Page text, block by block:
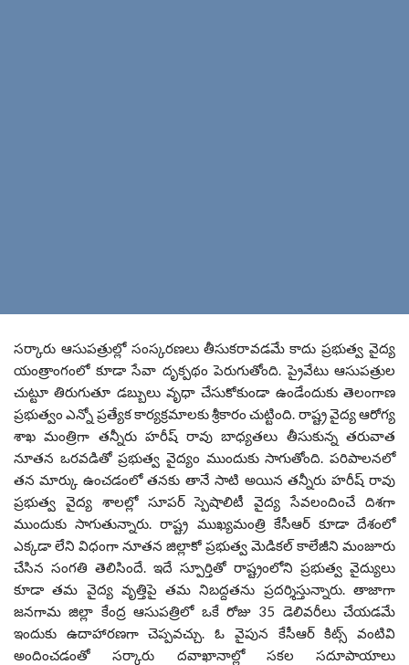
సర్కారు ఆసుపత్రుల్లో సంస్కరణలు తీసుకరావడమే కాదు ప్రభుత్వ వైద్య
యంత్రాంగంలో కూడా సేవా దృక్పథం పెరుగుతోంది. ప్రైవేటు ఆసుపత్రుల
చుట్టూ తిరుగుతూ డబ్బులు వృధా చేసుకోకుండా ఉండేందుకు తెలంగాణ
ప్రభుత్వం ఎన్నో ప్రత్యేక కార్యక్రమాలకు శ్రీకారం చుట్టింది. రాష్ట్ర వైద్య ఆరోగ్య
శాఖ మంత్రిగా తన్నీరు హరీష్ రావు బాధ్యతలు తీసుకున్న తరువాత
నూతన ఒరవడితో ప్రభుత్వ వైద్యం ముందుకు సాగుతోంది. పరిపాలనలో
తన మార్కు ఉంచడంలో తనకు తానే సాటి అయిన తన్నీరు హరీష్ రావు
ప్రభుత్వ వైద్య శాలల్లో సూపర్ స్పెషాలిటీ వైద్య సేవలందించే దిశగా
ముందుకు సాగుతున్నారు. రాష్ట్ర ముఖ్యమంత్రి కేసీఆర్ కూడా దేశంలో
ఎక్కడా లేని విధంగా నూతన జిల్లాకో ప్రభుత్వ మెడికల్ కాలేజీని మంజూరు
చేసిన సంగతి తెలిసిందే. ఇదే స్పూర్తితో రాష్ట్రంలోని ప్రభుత్వ వైద్యులు
కూడా తమ వైద్య వృత్తిపై తమ నిబద్దతను ప్రదర్శిస్తున్నారు. తాజాగా
జనగామ జిల్లా కేంద్ర ఆసుపత్రిలో ఒకే రోజు 35 డెలివరీలు చేయడమే
ఇందుకు ఉదాహారణగా చెప్పవచ్చు. ఓ వైపున కేసీఆర్ కిట్స్ వంటివి
అందించడంతో సర్కారు దవాఖానాల్లో సకల సదూపాయాలు